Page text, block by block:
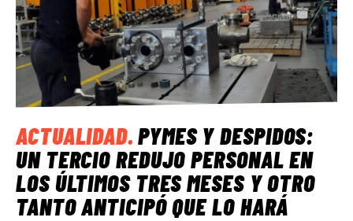
ACTUALIDAD.PYMES Y DESPIDOS:
UN TERCIO REDUJO PERSONAL EN
LOS ÚLTIMOS TRES MESES Y OTRO
TANTO ANTICIPÓ QUE LO HARÁ